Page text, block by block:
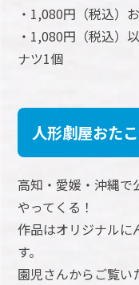
・1,080円（税込）
・1,080円（税込）
ナツ1個
人形劇屋おた
高知・愛媛・沖縄で
やってくる！
作品はオリジナルに
す。
園児さんからご覧い